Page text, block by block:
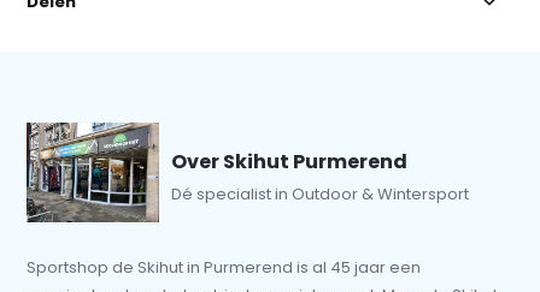
Over Skihut Purmerend
Dé specialist in Outdoor & Wintersport
Sportshop de Skihut in Purmerend is al 45 jaar een